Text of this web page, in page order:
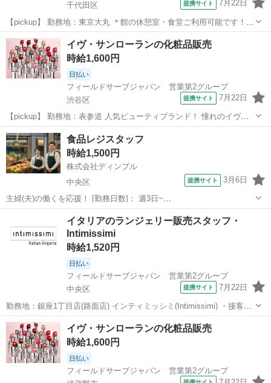
千代田区
提携サイト 7月22日
【pickup】 勤務地：東京大丸 ＊館の休憩室・食堂ご利用可能です！
人気ビューティブランド！ 憧れのイヴ・サンローラン 美容部員になっ
てみませんか？ ・ビューティーアドバイザーとして お客様へのカウ
ンセリング ・...
東京 千代田区 その他
イヴ・サンローランの化粧品販売
時給1,600円
日払い
フィールドサーブジャパン 営業第2グループ
渋谷区
提携サイト 7月22日
【pickup】 勤務地：表参道 人気ビューティブランド！ 憧れのイヴ・
サンローラン 美容部員になってみませんか？ ・ビューティーアドバイ
ザーとして お客様へのカウンセリング ・タッチアップ ・化粧品販
売 ・商品の在...
東京 渋谷区 その他
食品レジスタッフ
時給1,500円
株式会社ディンプル
中央区
提携サイト 3月6日
主婦(夫)の働くを応援！ [勤務日数]： 週3日~
10:00~16:00/12:00~17:00/15:30~20:30 月/火/水/木/金/土/日 などから選
べます [勤務地・最寄駅]： 東京都中央区銀座 株式会社デ...
その他
イタリアのランジェリー販売スタッフ・
Intimissimi
時給1,520円
日払い
フィールドサーブジャパン 営業第2グループ
中央区
提携サイト 7月22日
勤務地：銀座1丁目店(路面店) インティミッシミ(Intimissimi) ・接客販
売 ・お客様を試着室へご案内 ・フィッティング ・検品、陳列、商品
整理 ・ブラジャーを綺麗にハンガーにかける ・マネキン着せ替え ・
レジ...
東京 中央区 その他
イヴ・サンローランの化粧品販売
時給1,600円
日払い
フィールドサーブジャパン 営業第2グループ